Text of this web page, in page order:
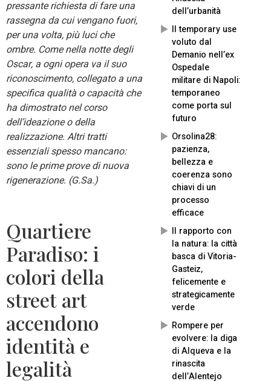
dell’urbanità
Il temporary use
voluto dal
Demanio nell’ex
Ospedale
militare di Napoli:
temporaneo
come porta sul
futuro
Orsolina28:
pazienza,
bellezza e
coerenza sono
chiavi di un
processo
efficace
Il rapporto con
la natura: la città
basca di Vitoria-
Gasteiz,
felicemente e
strategicamente
verde
Rompere per
evolvere: la diga
di Alqueva e la
rinascita
dell’Alentejo
pressante richiesta di fare una
rassegna da cui vengano fuori,
per una volta, più luci che
ombre. Come nella notte degli
Oscar, a ogni opera va il suo
riconoscimento, collegato a una
specifica qualità o capacità che
ha dimostrato nel corso
dell’ideazione o della
realizzazione. Altri tratti
essenziali spesso mancano:
sono le prime prove di nuova
rigenerazione. (G.Sa.)
Quartiere
Paradiso: i
colori della
street art
accendono
identità e
legalità